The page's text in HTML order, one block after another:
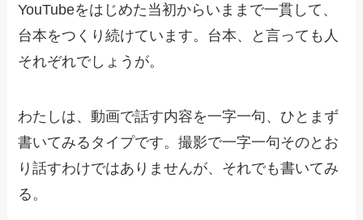
YouTubeをはじめた当初からいままで一貫して、
台本をつくり続けています。台本、と言っても人
それぞれでしょうが。
わたしは、動画で話す内容を一字一句、ひとまず
書いてみるタイプです。撮影で一字一句そのとお
り話すわけではありませんが、それでも書いてみ
る。